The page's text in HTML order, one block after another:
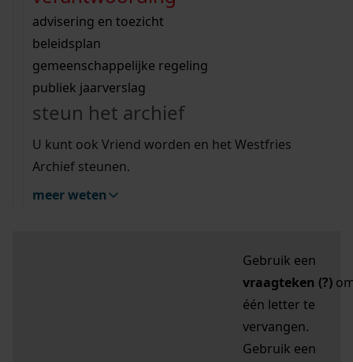
bouwvergunningen
omgevingsvergunningen
vergunningen
beeld en geluid
uitleg nodig?
Wij helpen u op weg met een aantal zoektips.
bekijk alle zoektips
Wij helpen u op weg met een aantal zoektips.
bekijk alle zoektips
bekijk ons geschiedenislokaal
advisering en toezicht
beleidsplan
gemeenschappelijke regeling
publiek jaarverslag
steun het archief
U kunt ook Vriend worden en het Westfries
Archief steunen.
meer weten
zoektips
Mijn Studiezaal (inloggen)
uw zoekopdracht te
Gebruik een
vraagteken (?)
één letter te
vervangen.
Gebruik een